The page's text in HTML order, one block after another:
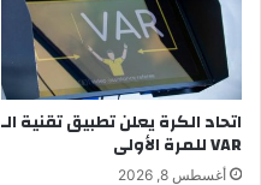
اتحاد الكرة يعلن تطبيق تقنية الـ
VAR للمرة الأولى
أغسطس 8, 2026